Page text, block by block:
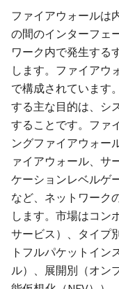
ファイアウォールは
の間のインターフェ
ワーク内で発生する
します。ファイアウ
で構成されています
する主な目的は、シ
することです。ファ
ングファイアウォー
ァイアウォール、サ
ケーションレベルゲ
など、ネットワーク
します。市場はコン
サービス）、タイプ
トフルパケットイン
ル）、展開別（オン